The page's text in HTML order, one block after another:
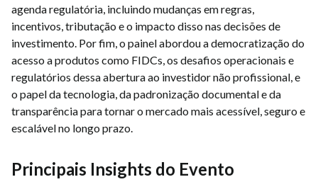
agenda regulatória, incluindo mudanças em regras,
incentivos, tributação e o impacto disso nas decisões de
investimento. Por fim, o painel abordou a democratização do
acesso a produtos como FIDCs, os desafios operacionais e
regulatórios dessa abertura ao investidor não profissional, e
o papel da tecnologia, da padronização documental e da
transparência para tornar o mercado mais acessível, seguro e
escalável no longo prazo.
Principais Insights do Evento